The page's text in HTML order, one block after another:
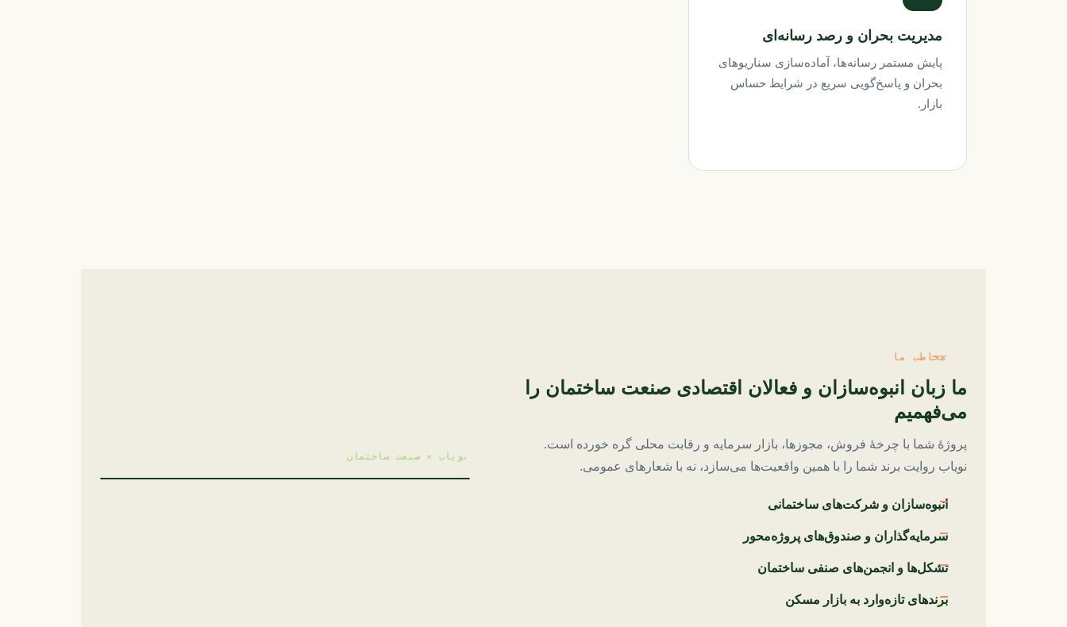
مدیریت بحران و رصد رسانه‌ای
پایش مستمر رسانه‌ها، آماده‌سازی سناریوهای
بحران و پاسخ‌گویی سریع در شرایط حساس
بازار.
مخاطب ما
ما زبان انبوه‌سازان و فعالان اقتصادی صنعت ساختمان را
می‌فهمیم
پروژهٔ شما با چرخهٔ فروش، مجوزها، بازار سرمایه و رقابت محلی گره خورده است.
نویاب روایت برند شما را با همین واقعیت‌ها می‌سازد، نه با شعارهای عمومی.
انبوه‌سازان و شرکت‌های ساختمانی
سرمایه‌گذاران و صندوق‌های پروژه‌محور
تشکل‌ها و انجمن‌های صنفی ساختمان
برندهای تازه‌وارد به بازار مسکن